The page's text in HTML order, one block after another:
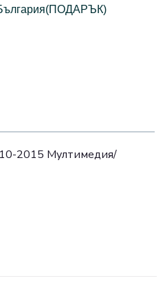
2015 Mултимедия/